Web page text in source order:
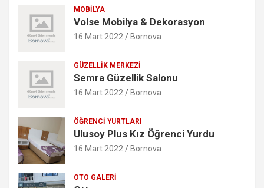
MOBILYA
Volse Mobilya & Dekorasyon
16 Mart 2022 Bornova
GÜZELLIK MERKEZI
Semra Güzellik Salonu
16 Mart 2022 Bornova
ÖĞRENCI YURTLARI
Ulusoy Plus Kız Öğrenci Yurdu
16 Mart 2022 Bornova
OTO GALERI